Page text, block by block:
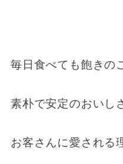
毎日食べても飽きの
素朴で安定のおいし
お客さんに愛される